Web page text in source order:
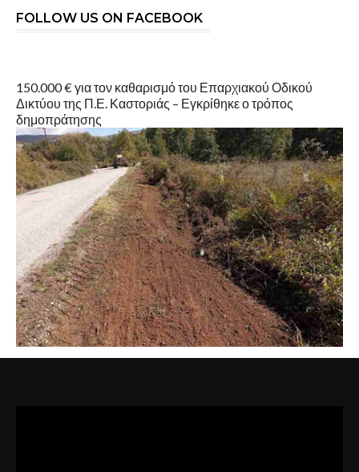
FOLLOW US ON FACEBOOK
150.000 € για τον καθαρισμό του Επαρχιακού Οδικού
Δικτύου της Π.Ε. Καστοριάς – Εγκρίθηκε ο τρόπος
δημοπράτησης